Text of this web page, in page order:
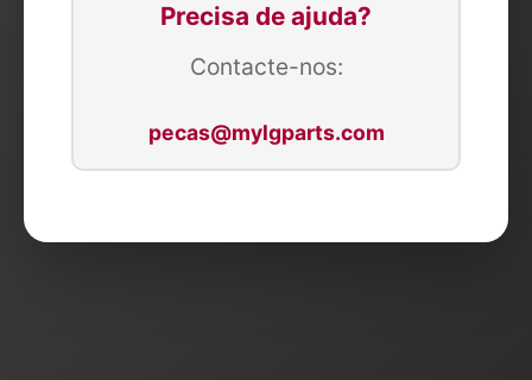
Precisa de ajuda?
Contacte-nos:
pecas@mylgparts.com